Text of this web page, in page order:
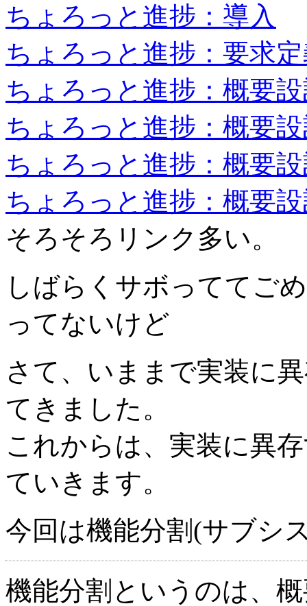
ちょろっと進捗：導入
ちょろっと進捗：要求
ちょろっと進捗：概要
ちょろっと進捗：概要
ちょろっと進捗：概要
ちょろっと進捗：概要
そろそろリンク多い。
しばらくサボっててご
ってないけど
さて、いままで実装に
てきました。
これからは、実装に異
ていきます。
今回は機能分割(サブシ
機能分割というのは、